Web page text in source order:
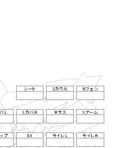
シート Sカウル Rフェン
L SカバR Rサス Sアーム
プ EX サイレL サイレR